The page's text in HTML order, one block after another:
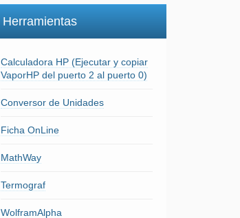
Herramientas
Calculadora HP (Ejecutar y copiar
VaporHP del puerto 2 al puerto 0)
Conversor de Unidades
Ficha OnLine
MathWay
Termograf
WolframAlpha